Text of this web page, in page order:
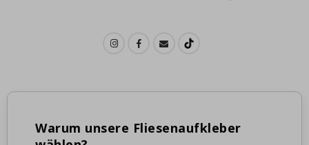
Warum unsere Fliesenaufkleber